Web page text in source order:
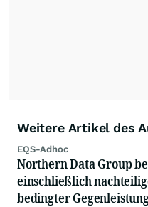
Weitere Artikel des
EQS-Adhoc
Northern Data Group
einschließlich
bedingter